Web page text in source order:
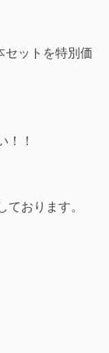
セットを特別価
！！
おります。